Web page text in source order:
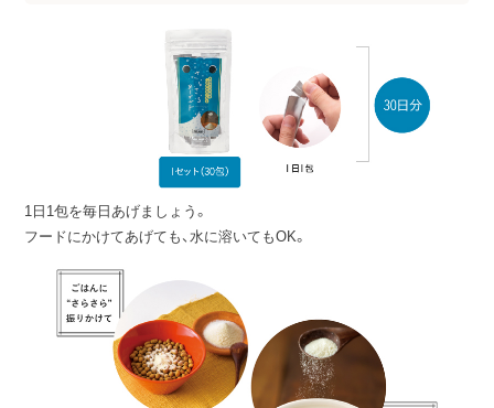
1日1包を毎日あげましょう。
フードにかけてあげても、水に溶いてもOK。